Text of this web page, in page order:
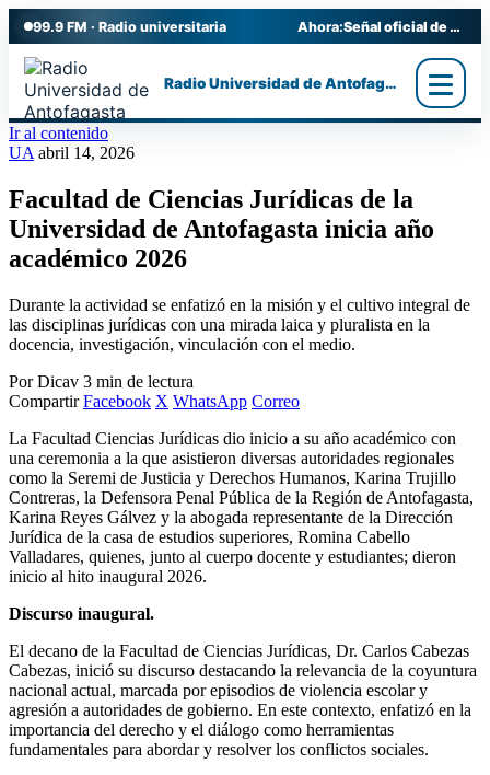
99.9 FM · Radio universitaria Ahora: Señal oficial de Radio UA
Radio Universidad de Antofagasta
Ir al contenido
UA abril 14, 2026
Facultad de Ciencias Jurídicas de la
Universidad de Antofagasta inicia año
académico 2026
Durante la actividad se enfatizó en la misión y el cultivo integral de
las disciplinas jurídicas con una mirada laica y pluralista en la
docencia, investigación, vinculación con el medio.
Por Dicav 3 min de lectura
Compartir Facebook X WhatsApp Correo
La Facultad Ciencias Jurídicas dio inicio a su año académico con
una ceremonia a la que asistieron diversas autoridades regionales
como la Seremi de Justicia y Derechos Humanos, Karina Trujillo
Contreras, la Defensora Penal Pública de la Región de Antofagasta,
Karina Reyes Gálvez y la abogada representante de la Dirección
Jurídica de la casa de estudios superiores, Romina Cabello
Valladares, quienes, junto al cuerpo docente y estudiantes; dieron
inicio al hito inaugural 2026.
Discurso inaugural.
El decano de la Facultad de Ciencias Jurídicas, Dr. Carlos Cabezas
Cabezas, inició su discurso destacando la relevancia de la coyuntura
nacional actual, marcada por episodios de violencia escolar y
agresión a autoridades de gobierno. En este contexto, enfatizó en la
importancia del derecho y el diálogo como herramientas
fundamentales para abordar y resolver los conflictos sociales.